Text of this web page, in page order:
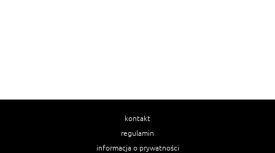
kontakt
regulamin
informacja o prywatności